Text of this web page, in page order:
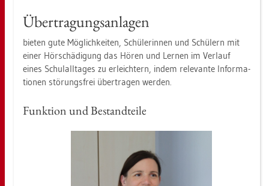
Über­tra­gungs­an­la­gen
bie­ten gute Mög­lich­kei­ten, Schü­le­rin­nen und Schü­lern mit
einer Hör­schä­di­gung das Hören und Ler­nen im Ver­lauf
eines Schul­all­ta­ges zu er­leich­tern, indem re­le­van­te In­for­ma­
tio­nen stö­rungs­frei über­tra­gen wer­den.
Funk­ti­on und Be­stand­tei­le